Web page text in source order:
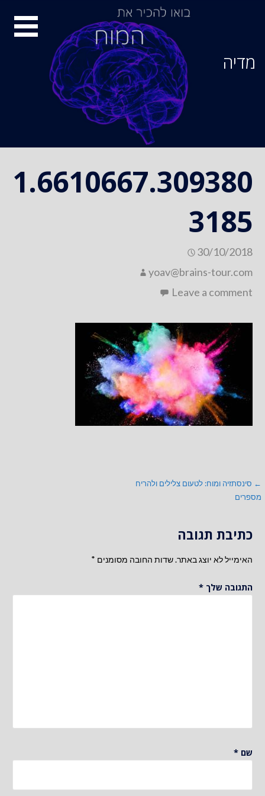
מדיה
1.6610667.309380
3185
30/10/2018
yoav@brains-tour.com
Leave a comment
ניווט
← סינסתזיה ומוח: לטעום צלילים ולהריח
מספרים
כתיבת תגובה
האימייל לא יוצג באתר.שדות החובה מסומנים *
התגובה שלך *
שם *